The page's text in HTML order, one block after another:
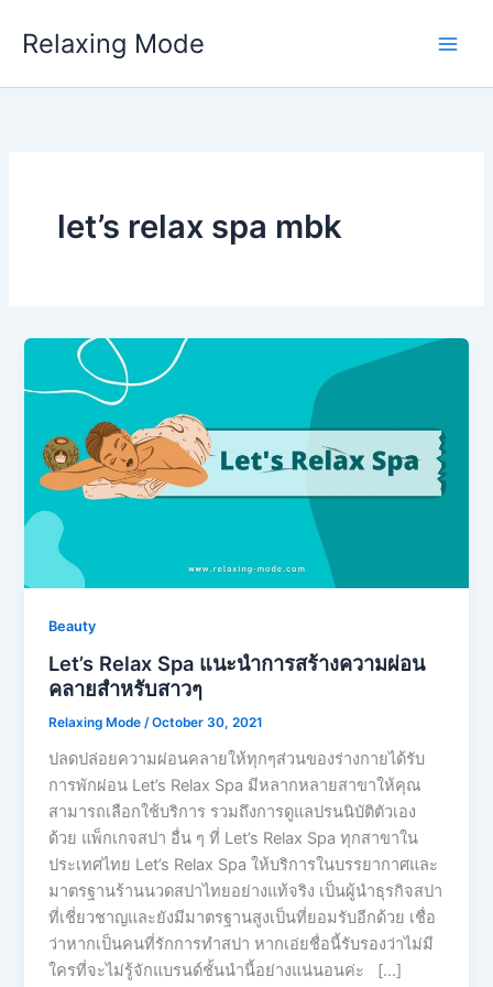
Relaxing Mode
let’s relax spa mbk
Beauty
Let’s Relax Spa แนะนำการสร้างความผ่อน
คลายสำหรับสาวๆ
Relaxing Mode/October 30, 2021
ปลดปล่อยความผ่อนคลายให้ทุกๆส่วนของร่างกายได้รับ
การพักผ่อน Let’s Relax Spa มีหลากหลายสาขาให้คุณ
สามารถเลือกใช้บริการ รวมถึงการดูแลปรนนิบัติตัวเอง
ด้วย แพ็กเกจสปา อื่น ๆ ที่ Let’s Relax Spa ทุกสาขาใน
ประเทศไทย Let’s Relax Spa ให้บริการในบรรยากาศและ
มาตรฐานร้านนวดสปาไทยอย่างแท้จริง เป็นผู้นำธุรกิจสปา
ที่เชี่ยวชาญและยังมีมาตรฐานสูงเป็นที่ยอมรับอีกด้วย เชื่อ
ว่าหากเป็นคนที่รักการทำสปา หากเอ่ยชื่อนี้รับรองว่าไม่มี
ใครที่จะไม่รู้จักแบรนด์ชั้นนำนี้อย่างแน่นอนค่ะ […]